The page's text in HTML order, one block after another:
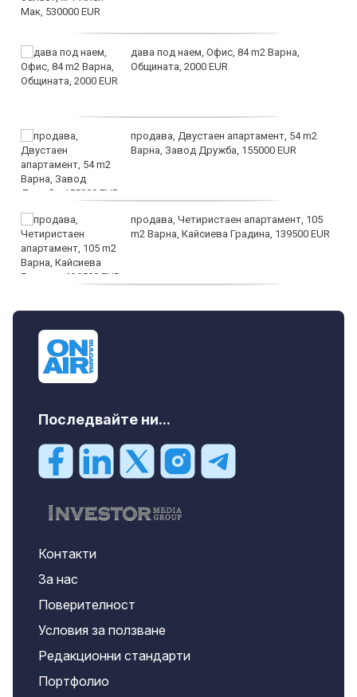
дава под наем, Офис, 84 m2 Варна,
Общината, 2000 EUR
продава, Двустаен апартамент, 54 m2
Варна, Завод Дружба, 155000 EUR
продава, Четиристаен апартамент, 105
m2 Варна, Кайсиева Градина, 139500 EUR
Последвайте ни...
Контакти
За нас
Поверителност
Условия за ползване
Редакционни стандарти
Портфолио